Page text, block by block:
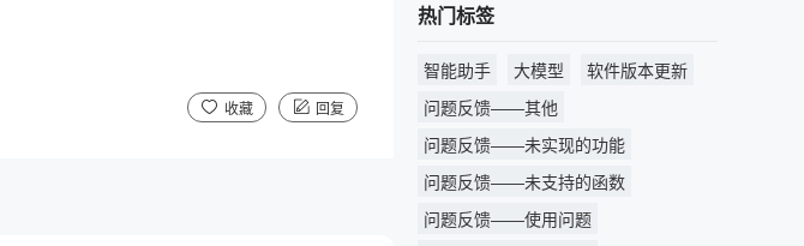
收藏 回复
热门标签
智能助手 大模型
软件版本更新
问题反馈——其他
问题反馈——未实现的功能
问题反馈——未支持的函数
问题反馈——使用问题